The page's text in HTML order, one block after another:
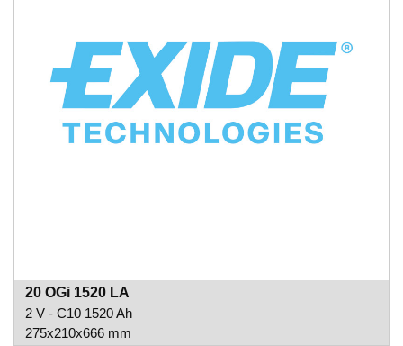
20 OGi 1520 LA
2 V - C10 1520 Ah
275x210x666 mm